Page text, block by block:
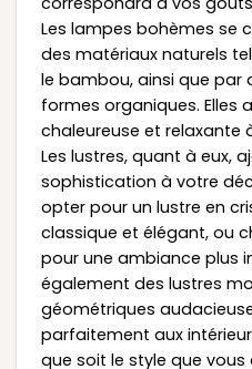
Les lampes bohèmes se
des matériaux naturels
le bambou, ainsi que par
formes organiques.
chaleureuse et relaxante
Les lustres, quant à eux,
sophistication à votre
opter pour un lustre en
classique et élégant, ou
pour une ambiance plus
également des lustres
géométriques
parfaitement aux
que soit le style que vous